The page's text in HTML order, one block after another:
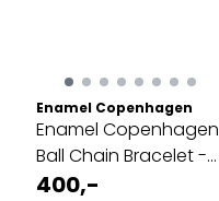
Enamel Copenhagen
Enamel Copenhagen
Ball Chain Bracelet -
ulike ...
400,-